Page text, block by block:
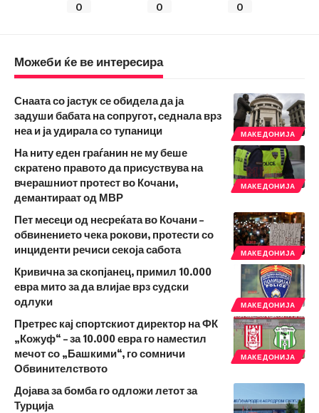
0 0 0
Можеби ќе ве интересира
МАКЕДОНИЈА
Снаата со јастук се обидела да ја
задуши бабата на сопругот, седнала врз
неа и ја удирала со тупаници
МАКЕДОНИЈА
На ниту еден граѓанин не му беше
скратено правото да присуствува на
вчерашниот протест во Кочани,
демантираат од МВР
МАКЕДОНИЈА
Пет месеци од несреќата во Кочани –
обвинението чека рокови, протести со
инциденти речиси секоја сабота
МАКЕДОНИЈА
Кривична за скопјанец, примил 10.000
евра мито за да влијае врз судски
одлуки
МАКЕДОНИЈА
Претрес кај спортскиот директор на ФК
„Кожуф“ – за 10.000 евра го наместил
мечот со „Башкими“, го сомничи
Обвинителството
Дојава за бомба го одложи летот за
Турција